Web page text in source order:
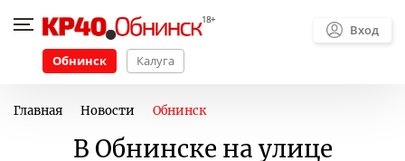
Обнинск Калуга
Вход
Главная Новости Обнинск
В Обнинске на улице